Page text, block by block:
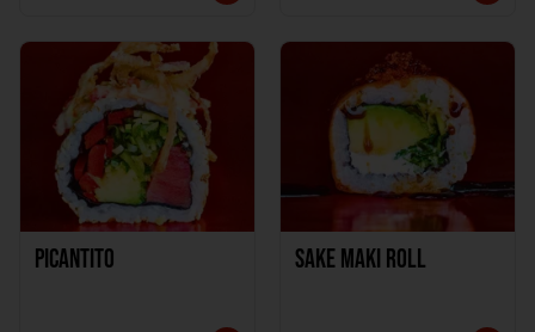
Picantito Sake Maki Roll